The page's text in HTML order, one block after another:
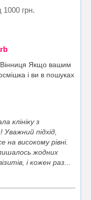
1000 грн.
Вінниця Якщо вашим
і ви в пошуках
клініку з
підхід,
високому рівні.
жодних
і кожен раз...